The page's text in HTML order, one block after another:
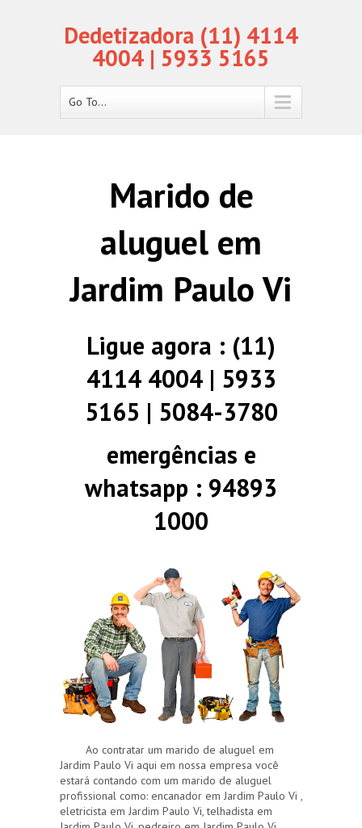
Dedetizadora (11) 4114
4004 | 5933 5165
Go To...
Marido de
aluguel em
Jardim Paulo Vi
Ligue agora : (11)
4114 4004 | 5933
5165 | 5084-3780
emergências e
whatsapp : 94893
1000
Ao contratar um marido de aluguel em
Jardim Paulo Vi aqui em nossa empresa você
estará contando com um marido de aluguel
profissional como: encanador em Jardim Paulo Vi ,
eletricista em Jardim Paulo Vi, telhadista em